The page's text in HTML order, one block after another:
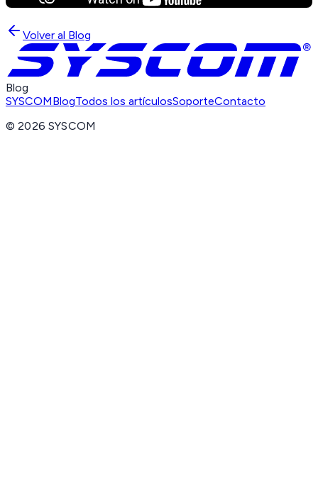
Volver al Blog
Blog
SYSCOMBlogTodos los artículosSoporteContacto
©2026 SYSCOM